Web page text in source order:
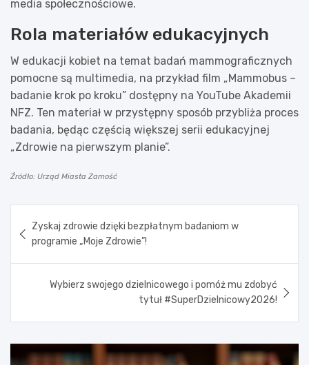
media społecznościowe.
Rola materiałów edukacyjnych
W edukacji kobiet na temat badań mammograficznych
pomocne są multimedia, na przykład film „Mammobus –
badanie krok po kroku” dostępny na YouTube Akademii
NFZ. Ten materiał w przystępny sposób przybliża proces
badania, będąc częścią większej serii edukacyjnej
„Zdrowie na pierwszym planie”.
Źródło: Urząd Miasta Zamość
wpisu
Zyskaj zdrowie dzięki bezpłatnym badaniom w
programie „Moje Zdrowie”!
Wybierz swojego dzielnicowego i pomóż mu zdobyć
tytuł #SuperDzielnicowy2026!